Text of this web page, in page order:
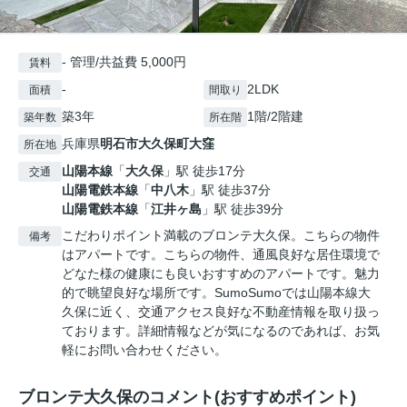
賃料 - 管理/共益費 5,000円
面積 - 間取り 2LDK
築年数 築3年 所在階 1階/2階建
所在地 兵庫県明石市大久保町大窪
交通 山陽本線 「大久保 」駅 徒歩17分
山陽電鉄本線 「中八木 」駅 徒歩37分
山陽電鉄本線 「江井ヶ島 」駅 徒歩39分
備考
こだわりポイント満載のブロンテ大久保。こちらの物件
はアパートです。こちらの物件、通風良好な居住環境で
どなた様の健康にも良いおすすめのアパートです。魅力
的で眺望良好な場所です。SumoSumoでは山陽本線大
久保に近く、交通アクセス良好な不動産情報を取り扱っ
ております。詳細情報などが気になるのであれば、お気
軽にお問い合わせください。
ブロンテ大久保のコメント(おすすめポイント)